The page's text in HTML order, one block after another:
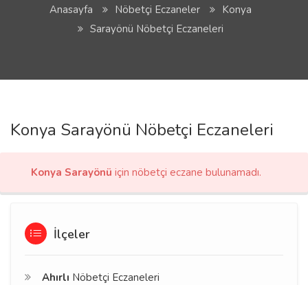
Anasayfa Nöbetçi Eczaneler
Konya
Sarayönü Nöbetçi Eczaneleri
Konya Sarayönü Nöbetçi Eczaneleri
Konya Sarayönü için nöbetçi eczane bulunamadı.
İlçeler
Ahırlı Nöbetçi Eczaneleri